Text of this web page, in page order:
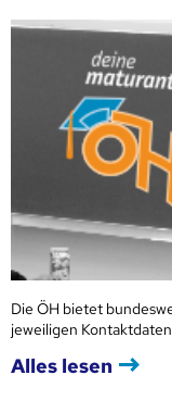
Die ÖH bietet
jeweiligen
Alles lesen